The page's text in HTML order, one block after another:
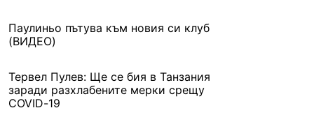
Паулиньо пътува към новия си клуб
(ВИДЕО)
Тервел Пулев: Ще се бия в Танзания
заради разхлабените мерки срещу
COVID-19